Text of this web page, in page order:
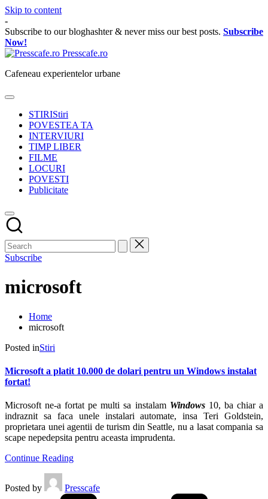
Skip to content
-
Subscribe to our bloghashter & never miss our best posts. Subscribe
Now!
Presscafe.ro
Cafeneau experientelor urbane
STIRIStiri
POVESTEA TA
INTERVIURI
TIMP LIBER
FILME
LOCURI
POVESTI
Publicitate
Subscribe
microsoft
Home
microsoft
Posted inStiri
Microsoft a platit 10.000 de dolari pentru un Windows instalat
fortat!
Microsoft ne-a fortat pe multi sa instalam Windows 10, ba chiar a
indraznit sa faca unele instalari automate, insa Teri Goldstein,
proprietara unei agentii de turism din Seattle, nu a lasat compania sa
scape nepedepsita pentru aceasta imprudenta.
Continue Reading
Posted by Presscafe